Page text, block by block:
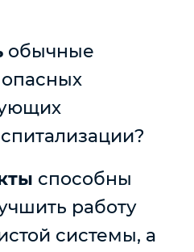
обычные
способны
работу
системы, а